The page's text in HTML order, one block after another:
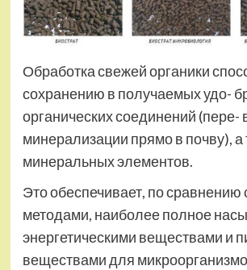
Обработка свежей органики
сохранению в получаемых удо-
органических соединений (пере-
минерализации прямо в почву), а
минеральных элементов.
Это обеспечивает, по сравнению
методами, наиболее полное
энергетическими веществами и
веществами для